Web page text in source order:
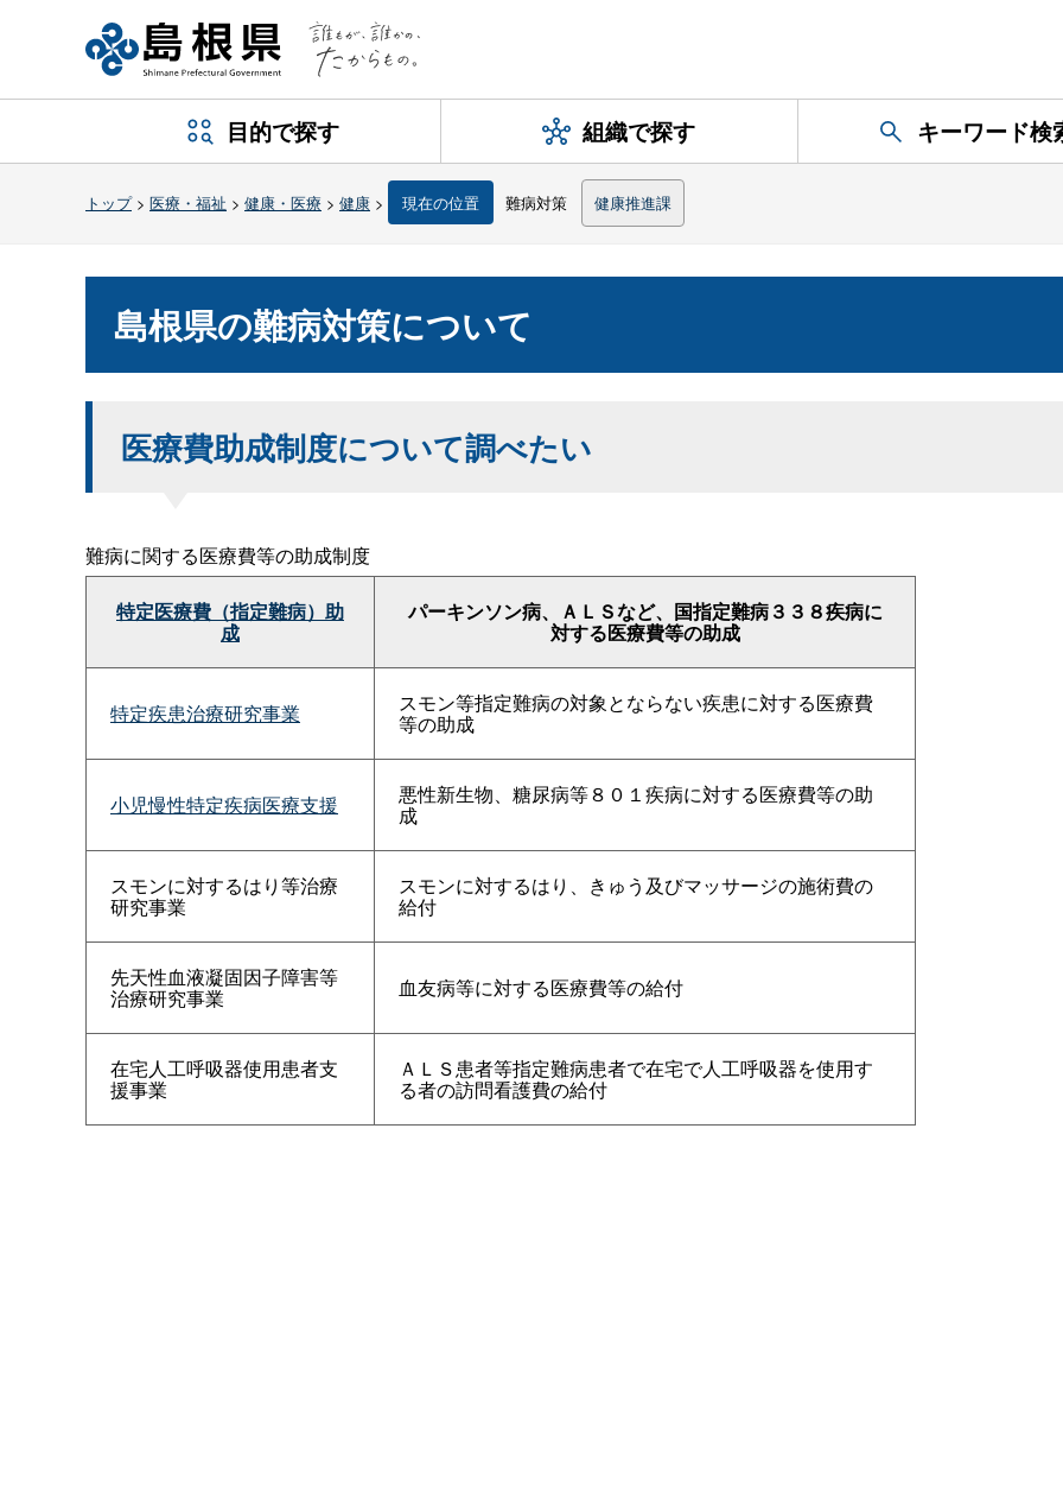
目的で探す 組織で探す キーワード検
トップ> 医療・福祉 > 健康・医療 > 健康 > 現在の位置 難病対策 健康推進課
島根県の難病対策について
医療費助成制度について調べたい
難病に関する医療費等の助成制度
特定医療費（指定難病）助
成
パーキンソン病、ＡＬＳなど、国指定難病３３８疾病に
対する医療費等の助成
特定疾患治療研究事業 スモン等指定難病の対象とならない疾患に対する医療費
等の助成
小児慢性特定疾病医療支援 悪性新生物、糖尿病等８０１疾病に対する医療費等の助
成
スモンに対するはり等治療
研究事業
スモンに対するはり、きゅう及びマッサージの施術費の
給付
先天性血液凝固因子障害等
治療研究事業 血友病等に対する医療費等の給付
在宅人工呼吸器使用患者支
援事業
ＡＬＳ患者等指定難病患者で在宅で人工呼吸器を使用す
る者の訪問看護費の給付